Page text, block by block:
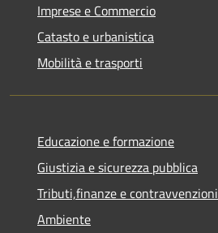
Imprese e Commercio
Catasto e urbanistica
Mobilità e trasporti
Educazione e formazione
Giustizia e sicurezza pubblica
Tributi,finanze e contravvenzioni
Ambiente